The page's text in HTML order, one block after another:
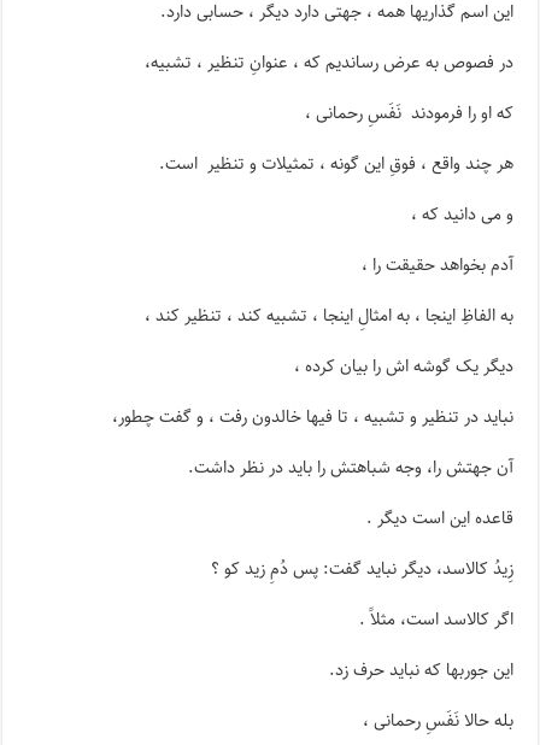
این اسم گذاریها همه ، جهتی دارد دیگر ، حسابی دارد.
در فصوص به عرض رساندیم که ، عنوانِ تنظیر ، تشبیه،
که او را فرمودند نَفَسِ رحمانی ،
هر چند واقع ، فوقِ این گونه ، تمثیلات و تنظیر است.
و می دانید که ،
آدم بخواهد حقیقت را ،
به الفاظِ اینجا ، به امثالِ اینجا ، تشبیه کند ، تنظیر کند ،
دیگر یک گوشه اش را بیان کرده ،
نباید در تنظیر و تشبیه ، تا فیها خالدون رفت ، و گفت چطور،
آن جهتش را، وجه شباهتش را باید در نظر داشت.
قاعده این است دیگر .
زِیدُ کالاسد، دیگر نباید گفت: پس دُمِ زید کو ؟
اگر کالاسد است، مثلاً .
این جوربها که نباید حرف زد.
بله حالا نَفَسِ رحمانی ،